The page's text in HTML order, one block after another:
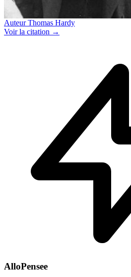
Auteur Thomas Hardy
Voirla citation →
AlloPensee